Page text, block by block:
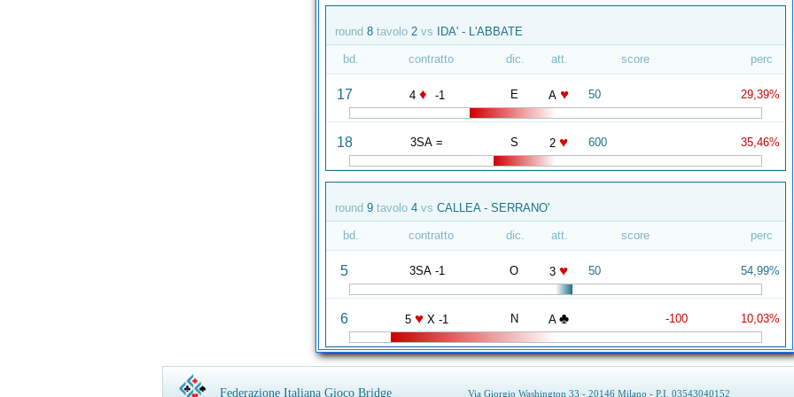
round 8 tavolo 2 vs IDA' - L'ABBATE
bd. contratto dic. att. score perc
17 4 ♦ -1 E A ♥ 50 29,39%
18 3SA = S 2 ♥ 600 35,46%
round 9 tavolo 4 vs CALLEA - SERRANO'
bd. contratto dic. att. score perc
5 3SA -1 O 3 ♥ 50 54,99%
6 5 ♥ X -1 N A ♣ -100 10,03%
Federazione Italiana Gioco Bridge Via Giorgio Washington 33 - 20146 Milano - P.I. 03543040152